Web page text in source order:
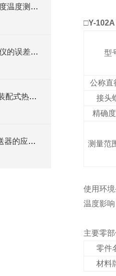
PT100热电阻实现高精度温度测量的可靠工具
如何校正温度远传监测仪的误差呢？
WZP2-130无固定双支装配式热电阻使用选型
UC-2TX静压式液位变送器的应用需要遵循的选型规则
□Y-
型
公称直
接头
精确
测量范
使用环
温度影
主要零
零件
材料